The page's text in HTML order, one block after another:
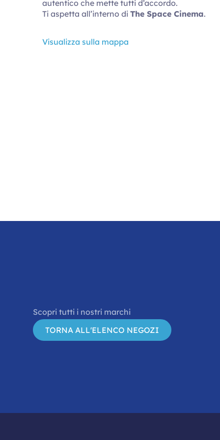
autentico che mette tutti d’accordo.
Ti aspetta all’interno diThe Space Cinema.
Visualizza sulla mappa
Scopri tutti i nostri marchi
TORNA ALL'ELENCO NEGOZI